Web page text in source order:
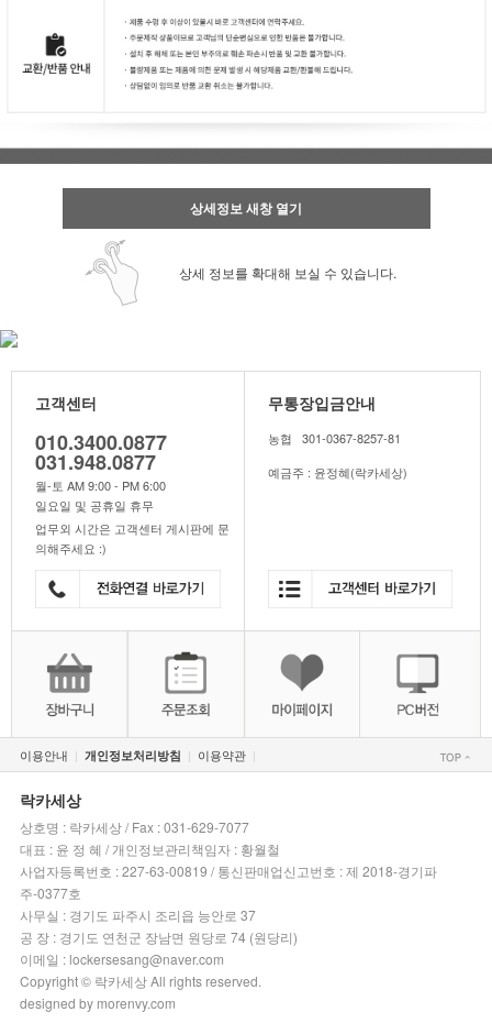
상세정보 새창 열기
상세 정보를 확대해 보실 수 있습니다.
고객센터
010.3400.0877
031.948.0877
월-토 AM 9:00 - PM 6:00
일요일 및 공휴일 휴무
업무외 시간은 고객센터 게시판에 문
의해주세요 :)
무통장입금안내
농협 301-0367-8257-81
예금주 : 윤정혜(락카세상)
이용안내 | 개인정보처리방침 | 이용약관|
락카세상
상호명 : 락카세상 / Fax : 031-629-7077
대표 : 윤 정 혜 / 개인정보관리책임자 : 황월철
사업자등록번호 : 227-63-00819 / 통신판매업신고번호 : 제 2018-경기파
주-0377호
사무실 : 경기도 파주시 조리읍 능안로 37
공 장 : 경기도 연천군 장남면 원당로 74 (원당리)
이메일 : lockersesang@naver.com
Copyright © 락카세상 All rights reserved.
designed by morenvy.com